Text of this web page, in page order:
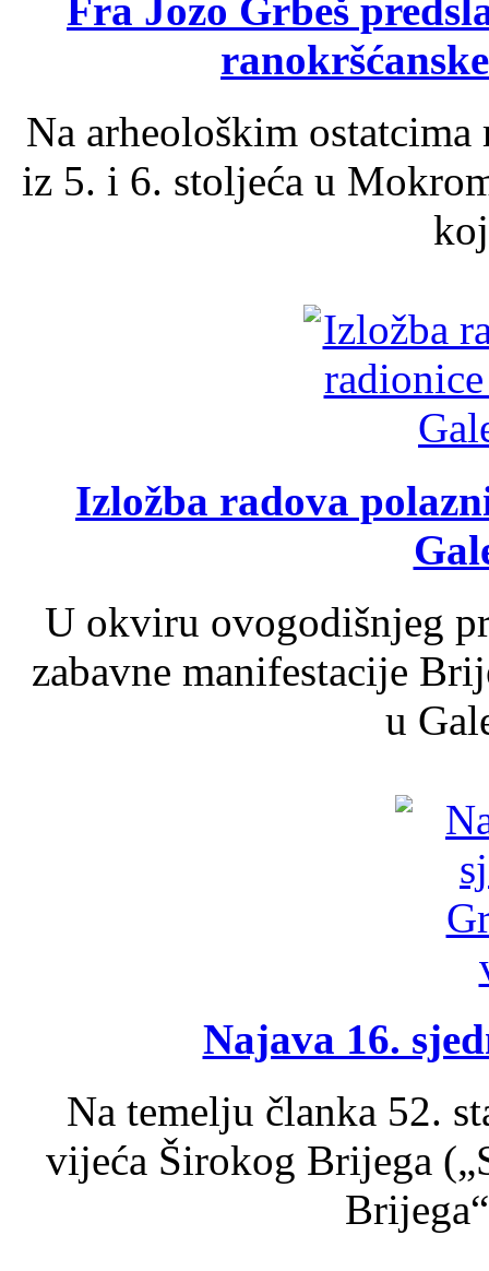
Fra Jozo Grbeš
Na arheološkim
iz 5. i 6. stoljeća u
Izložba radova
U okviru ovogodišnjeg
zabavne manifestacije
u
Najava 16.
Na temelju članka 52.
vijeća Širokog Brijega